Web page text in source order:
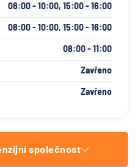
08:00 - 10:00, 15:00 - 16:00
08:00 - 10:00, 15:00 - 16:00
08:00 - 11:00
Zavřeno
Zavřeno
společnost